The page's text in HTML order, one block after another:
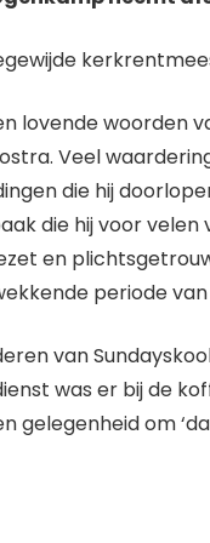
lovende woorden
Veel
die hij
die hij voor velen
en
periode
van
was er bij de
gelegenheid om